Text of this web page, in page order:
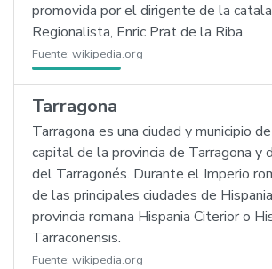
promovida por el dirigente de la
Regionalista, Enric Prat de la Riba.
Fuente: wikipedia.org
Tarragona
Tarragona es una ciudad y municipio
capital de la provincia de Tarragona y
del Tarragonés. Durante el Imperio
de las principales ciudades de
provincia romana Hispania Citerior o
Tarraconensis.
Fuente: wikipedia.org